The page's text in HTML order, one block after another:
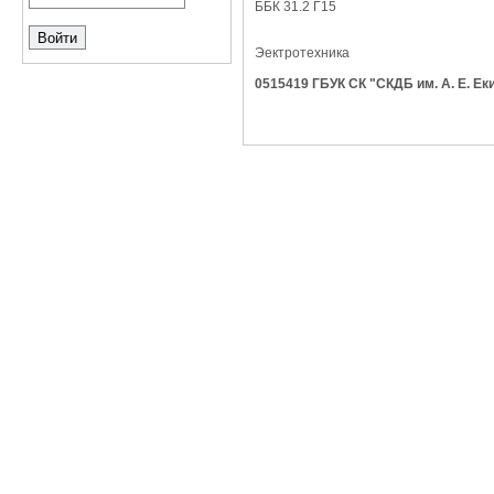
ББК 31.2 Г15
Эектротехника
0515419 ГБУК СК "СКДБ им. А. Е.